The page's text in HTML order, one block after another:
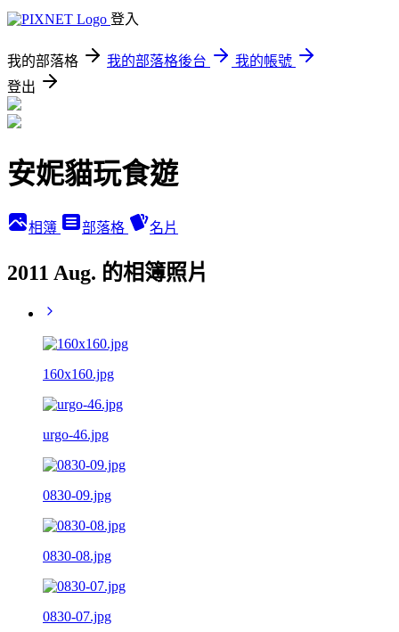
登入
我的部落格 我的部落格後台
我的帳號
登出
安妮貓玩食遊
相簿 部落格 名片
2011 Aug. 的相簿照片
160x160.jpg
urgo-46.jpg
0830-09.jpg
0830-08.jpg
0830-07.jpg